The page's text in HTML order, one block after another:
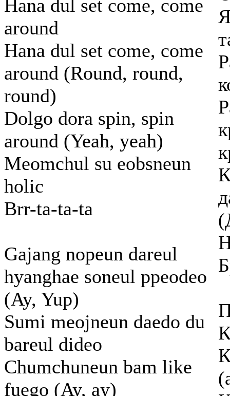
Hana dul set come, come
around
Hana dul set come, come
around (Round, round,
round)
Dolgo dora spin, spin
around (Yeah, yeah)
Meomchul su eobsneun
holic
Brr-ta-ta-ta
Gajang nopeun dareul
hyanghae soneul ppeodeo
(Ay, Yup)
Sumi meojneun daedo du
bareul dideo
Chumchuneun bam like
fuego (Ay, ay)